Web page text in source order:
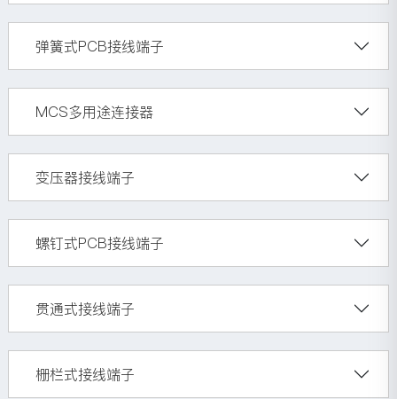
弹簧式PCB接线端子
MCS多用途连接器
变压器接线端子
螺钉式PCB接线端子
贯通式接线端子
栅栏式接线端子